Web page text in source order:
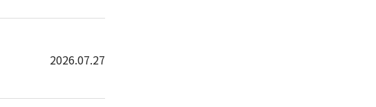
2026.07.27